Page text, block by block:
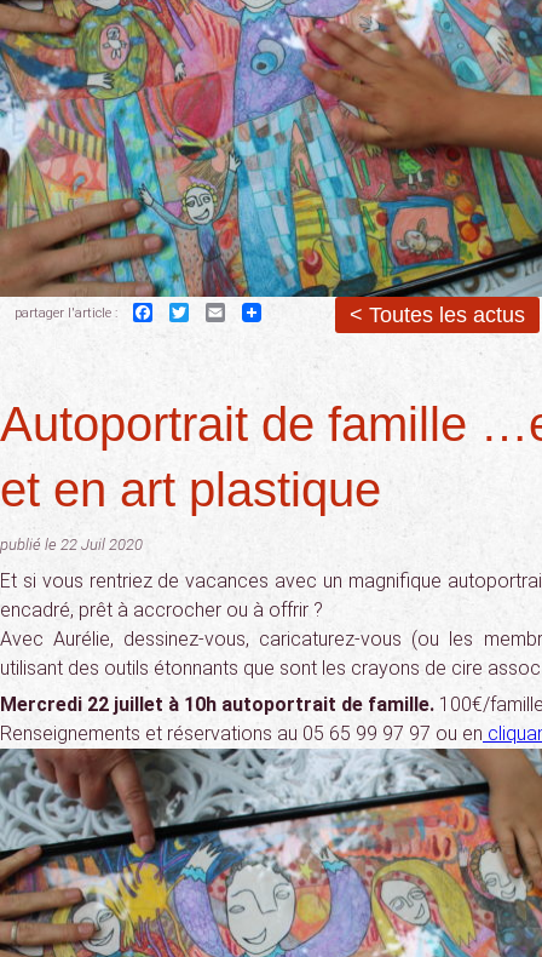
partager l'article : Facebook
TwitterEmail < Toutes les actus
Autoportrait de famille
et en art plastique
publié le 22 Juil 2020
Et si vous rentriez de vacances avec un magnifique
encadré, prêt à accrocher ou à offrir ?
Avec Aurélie, dessinez-vous, caricaturez-vous (ou les
utilisant des outils étonnants que sont les crayons de cire
Mercredi 22 juillet à 10h autoportrait de famille. 100€/
Renseignements et réservations au 05 65 99 97 97 ou en